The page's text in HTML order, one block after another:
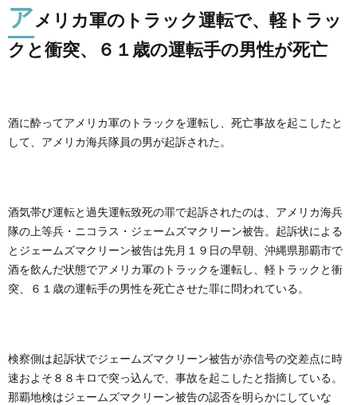
アメリカ軍のトラック運転で、軽トラッ
クと衝突、６１歳の運転手の男性が死亡
酒に酔ってアメリカ軍のトラックを運転し、死亡事故を起こしたと
して、アメリカ海兵隊員の男が起訴された。
酒気帯び運転と過失運転致死の罪で起訴されたのは、アメリカ海兵
隊の上等兵・ニコラス・ジェームズマクリーン被告。起訴状による
とジェームズマクリーン被告は先月１９日の早朝、沖縄県那覇市で
酒を飲んだ状態でアメリカ軍のトラックを運転し、軽トラックと衝
突、６１歳の運転手の男性を死亡させた罪に問われている。
検察側は起訴状でジェームズマクリーン被告が赤信号の交差点に時
速およそ８８キロで突っ込んで、事故を起こしたと指摘している。
那覇地検はジェームズマクリーン被告の認否を明らかにしていな